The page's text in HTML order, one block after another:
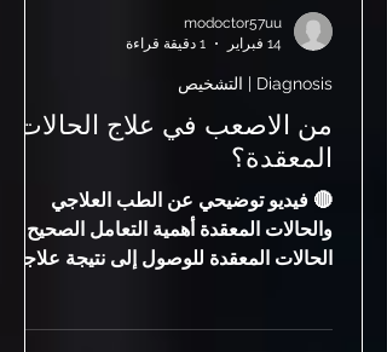
من الاصعب في علاج الحالات
المعقدة؟
🔴 فيديو توضيحي عن الطب العلاجي
والحالات المعقدة أهمية التعامل الصحيح مع
الحالات المعقدة للوصول إلى نتيجة علاجية
Diagnosis | التشخيص
modoctor57uu
14 فبراير
1 دقيقة قراءة